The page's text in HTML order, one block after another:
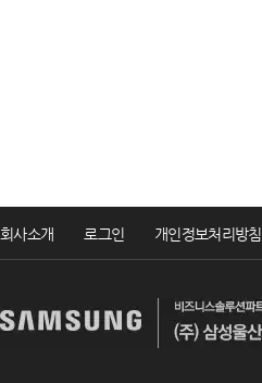
회사소개 로그인 개인정보처리방침